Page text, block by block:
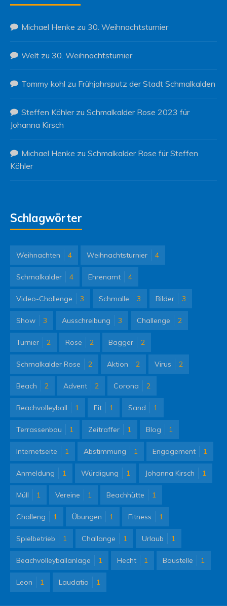
Michael Henke zu 30. Weihnachtsturnier
Welt zu 30. Weihnachtsturnier
Tommy kohl zu Frühjahrsputz der Stadt Schmalkalden
Steffen Köhlerzu Schmalkalder Rose 2023 für
Johanna Kirsch
Michael Henke zu Schmalkalder Rose für Steffen
Köhler
Schlagwörter
Weihnachten 4 Weihnachtsturnier 4
Schmalkalder 4 Ehrenamt 4
Video-Challenge 3 Schmalle 3 Bilder 3
Show 3 Ausschreibung 3 Challenge 2
Turnier 2 Rose 2 Bagger 2
Schmalkalder Rose 2 Aktion 2 Virus 2
Beach 2 Advent 2 Corona 2
Beachvolleyball 1 Fit 1 Sand 1
Terrassenbau 1 Zeitraffer 1 Blog 1
Internetseite 1 Abstimmung 1 Engagement 1
Anmeldung 1 Würdigung 1 Johanna Kirsch 1
Müll 1 Vereine 1 Beachhütte 1
Challeng 1 Übungen 1 Fitness 1
Spielbetrieb 1 Challange 1 Urlaub 1
Beachvolleyballanlage 1 Hecht 1 Baustelle 1
Leon 1 Laudatio 1